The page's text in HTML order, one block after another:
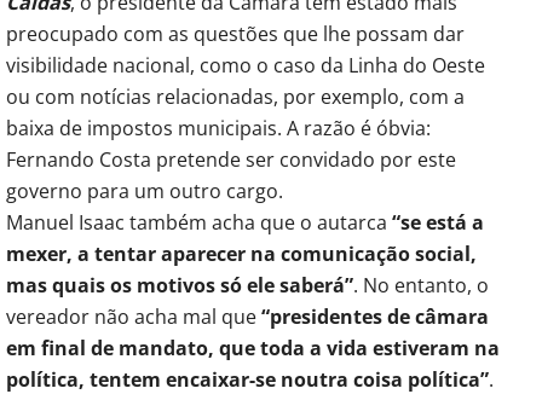
preocupado com as questões que lhe possam dar
visibilidade nacional, como o caso da Linha do Oeste
ou com notícias relacionadas, por exemplo, com a
baixa de impostos municipais. A razão é óbvia:
Fernando Costa pretende ser convidado por este
governo para um outro cargo.
Manuel Isaac também acha que o autarca “se está a
mexer, a tentar aparecer na comunicação social,
mas quais os motivos só ele saberá”. No entanto, o
vereador não acha mal que“presidentes de câmara
em final de mandato, que toda a vida estiveram na
política, tentem encaixar-se noutra coisa política”.